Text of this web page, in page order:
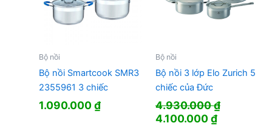
Bộ nồi
Bộ nồi Smartcook SMR3
2355961 3 chiếc
1.090.000₫
Bộ nồi
Bộ nồi 3 lớp Elo Zurich 5
chiếc của Đức
4.930.000₫
Giá
4.100.000₫Giá